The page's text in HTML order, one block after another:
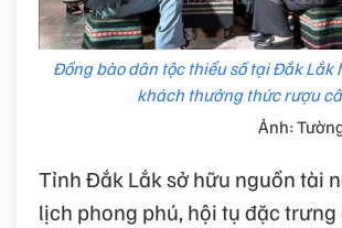
Đồng bào dân tộc thiểu số tại Đắk Lắk
khách thưởng thức rượu
Ảnh:
Tỉnh Đắk Lắk sở hữu nguồn tài
lịch phong phú, hội tụ đặc